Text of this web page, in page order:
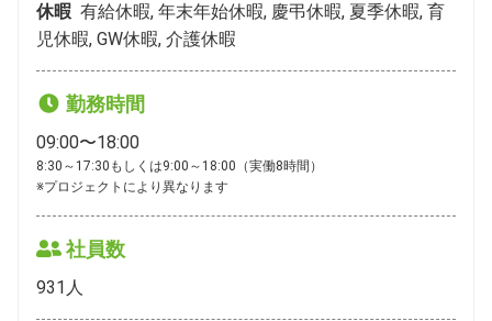
休暇 有給休暇, 年末年始休暇, 慶弔休暇, 夏季休暇, 育
児休暇, GW休暇, 介護休暇
勤務時間
09:00〜18:00
8:30～17:30もしくは9:00～18:00（実働8時間）
※プロジェクトにより異なります
社員数
931 人